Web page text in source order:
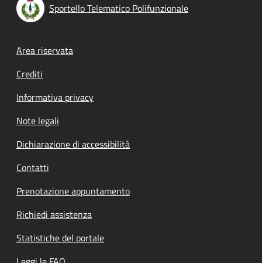
Sportello Telematico Polifunzionale
Footer menu
Area riservata
Crediti
Informativa privacy
Note legali
Dichiarazione di accessibilità
Contatti
Prenotazione appuntamento
Richiedi assistenza
Statistiche del portale